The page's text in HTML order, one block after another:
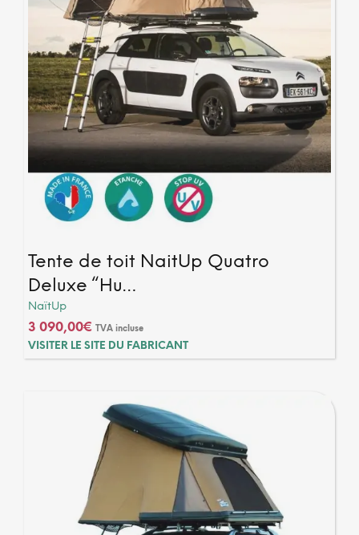
Tente de toit NaitUp Quatro
Deluxe “Hu…
NaïtUp
3 090,00€ TVA incluse
VISITER LE SITE DU FABRICANT